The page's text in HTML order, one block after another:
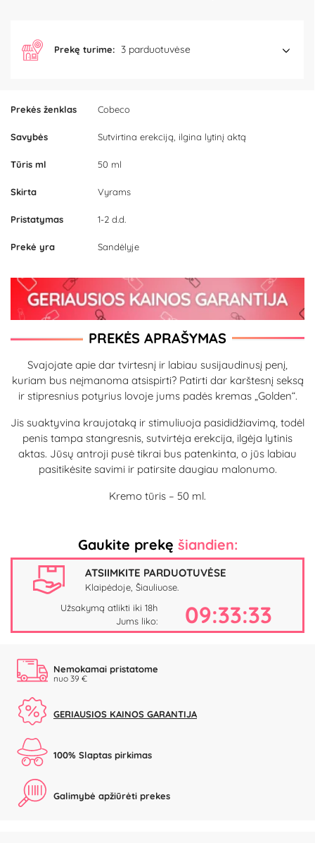
Prekės ženklas Cobeco
Savybės Sutvirtina erekciją, ilgina lytinį aktą
Tūris ml 50 ml
Skirta Vyrams
Pristatymas 1-2 d.d.
Prekė yra Sandėlyje
Prekę turime: 3 parduotuvėse
PREKĖS APRAŠYMAS
Svajojate apie dar tvirtesnį ir labiau susijaudinusį penį,
kuriam bus neįmanoma atsispirti? Patirti dar karštesnį seksą
ir stipresnius potyrius lovoje jums padės kremas „Golden“.
Jis suaktyvina kraujotaką ir stimuliuoja pasididžiavimą, todėl
penis tampa stangresnis, sutvirtėja erekcija, ilgėja lytinis
aktas. Jūsų antroji pusė tikrai bus patenkinta, o jūs labiau
pasitikėsite savimi ir patirsite daugiau malonumo.
Kremo tūris – 50 ml.
Gaukite prekę šiandien:
ATSIIMKITE PARDUOTUVĖSE
Klaipėdoje, Šiauliuose.
Užsakymą atlikti iki 18h
Jums liko:
09:33:32
Nemokamai pristatome
nuo 39 €
GERIAUSIOS KAINOS GARANTIJA
100% Slaptas pirkimas
Galimybė apžiūrėti prekes